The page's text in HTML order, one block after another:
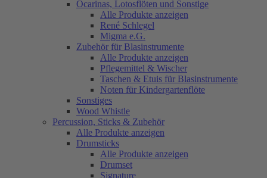
Ocarinas, Lotosflöten und Sonstige
Alle Produkte anzeigen
René Schlegel
Migma e.G.
Zubehör für Blasinstrumente
Alle Produkte anzeigen
Pflegemittel & Wischer
Taschen & Etuis für Blasinstrumente
Noten für Kindergartenflöte
Sonstiges
Wood Whistle
Percussion, Sticks & Zubehör
Alle Produkte anzeigen
Drumsticks
Alle Produkte anzeigen
Drumset
Signature